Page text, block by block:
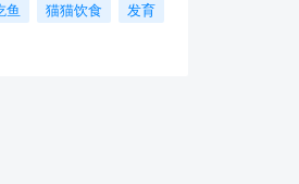
鱼 猫猫饮食
发育